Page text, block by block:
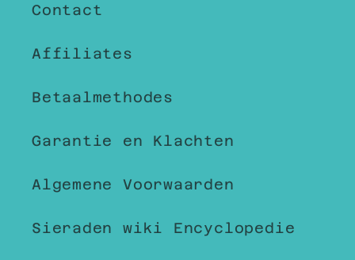
Contact
Affiliates
Betaalmethodes
Garantie en Klachten
Algemene Voorwaarden
Sieraden wiki Encyclopedie